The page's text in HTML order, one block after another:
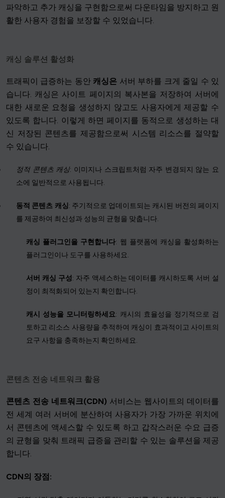
파악하고 추가 캐싱을 구현함으로써 다운타임을 방지하고 원
활한 사용자 경험을 보장할 수 있었습니다.
캐싱 솔루션 활성화
트래픽이 급증하는 동안 캐싱은 서버 부하를 크게 줄일 수 있
습니다. 캐싱은 사이트 페이지의 복사본을 저장하여 서버에
대한 새로운 요청을 생성하지 않고도 사용자에게 제공할 수
있도록 합니다. 이렇게 하면 페이지를 동적으로 생성하는 대
신 저장된 콘텐츠를 제공함으로써 시스템 리소스를 절약할
수 있습니다.
정적 콘텐츠 캐싱: 이미지나 스크립트처럼 자주 변경되지 않는 요
소에 일반적으로 사용됩니다.
동적 콘텐츠 캐싱: 주기적으로 업데이트되는 캐시된 버전의 페이지
를 제공하여 최신성과 성능의 균형을 맞춥니다.
캐싱 플러그인을 구현합니다: 웹 플랫폼에 캐싱을 활성화하는
플러그인이나 도구를 사용하세요.
서버 캐싱 구성: 자주 액세스하는 데이터를 캐시하도록 서버 설
정이 최적화되어 있는지 확인합니다.
캐시 성능을 모니터링하세요: 캐시의 효율성을 정기적으로 검
토하고 리소스 사용량을 추적하여 캐싱이 효과적이고 사이트의
요구 사항을 충족하는지 확인하세요.
콘텐츠 전송 네트워크 활용
콘텐츠 전송 네트워크(CDN) 서비스는 웹사이트의 데이터를
전 세계 여러 서버에 분산하여 사용자가 가장 가까운 위치에
서 콘텐츠에 액세스할 수 있도록 하고 갑작스러운 수요 급증
의 균형을 맞춰 트래픽 급증을 관리할 수 있는 솔루션을 제공
합니다.
CDN의 장점: